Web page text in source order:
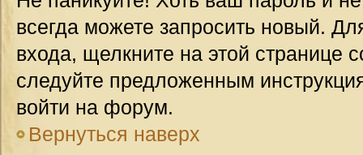
всегда можете запросить новый.
входа, щелкните на этой странице
следуйте предложенным
войти на форум.
Вернуться наверх